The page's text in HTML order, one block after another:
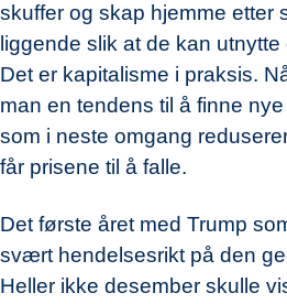
skuffer og skap hjemme etter
liggende slik at de kan
Det er kapitalisme i praksis.
man en tendens til å finne
som i neste omgang
får prisene til å falle.
Det første året med Trump
svært hendelsesrikt på den
Heller ikke desember skulle